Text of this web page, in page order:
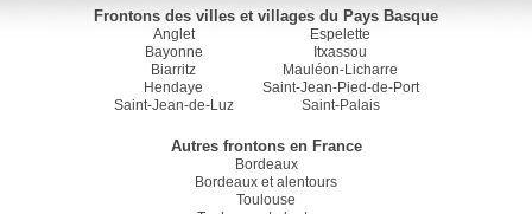
Frontons des villes et villages du Pays Basque
Anglet
Bayonne
Biarritz
Hendaye
Saint-Jean-de-Luz
Espelette
Itxassou
Mauléon-Licharre
Saint-Jean-Pied-de-Port
Saint-Palais
Autres frontons en France
Bordeaux
Bordeaux et alentours
Toulouse